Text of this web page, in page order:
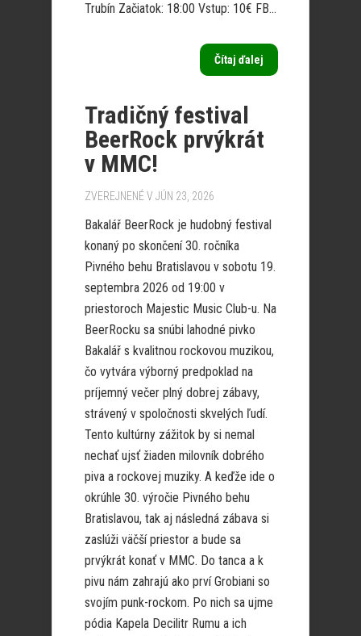
Trubín Začiatok: 18:00 Vstup: 10€ FB...
Čítaj ďalej
Tradičný festival
BeerRock prvýkrát
v MMC!
ZVEREJNENÉ V JÚN 23, 2026
Bakalář BeerRock je hudobný festival
konaný po skončení 30. ročníka
Pivného behu Bratislavou v sobotu 19.
septembra 2026 od 19:00 v
priestoroch Majestic Music Club-u. Na
BeerRocku sa snúbi lahodné pivko
Bakalář s kvalitnou rockovou muzikou,
čo vytvára výborný predpoklad na
príjemný večer plný dobrej zábavy,
strávený v spoločnosti skvelých ľudí.
Tento kultúrny zážitok by si nemal
nechať ujsť žiaden milovník dobrého
piva a rockovej muziky. A keďže ide o
okrúhle 30. výročie Pivného behu
Bratislavou, tak aj následná zábava si
zaslúži väčší priestor a bude sa
prvýkrát konať v MMC. Do tanca a k
pivu nám zahrajú ako prví Grobiani so
svojím punk-rockom. Po nich sa ujme
pódia Kapela Decilitr Rumu a ich